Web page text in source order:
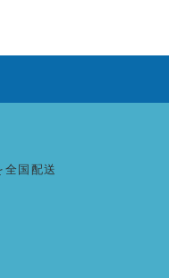
全国配送